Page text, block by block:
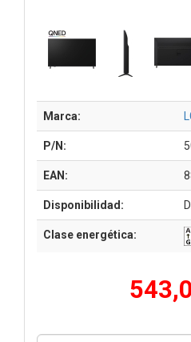
Marca:
P/N:
EAN:
Disponibilidad:
Clase energética: